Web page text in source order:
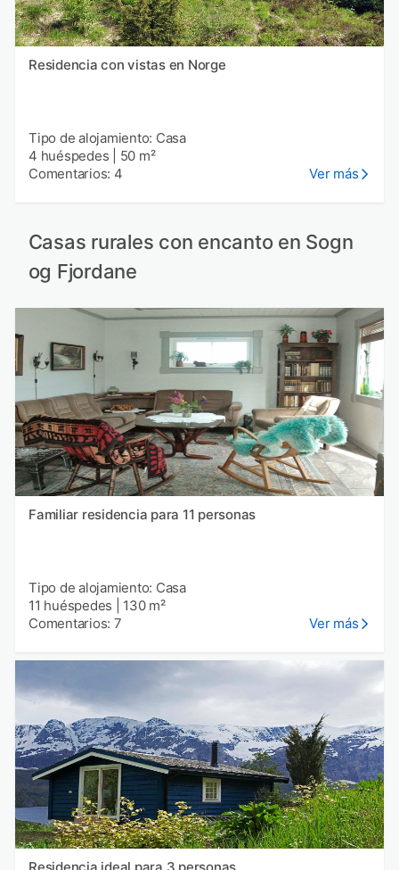
Residencia con vistas en Norge
Tipo de alojamiento: Casa
4 huéspedes
50 m²
Comentarios: 4
Ver más
Casas rurales con encanto en Sogn
og Fjordane
Familiar residencia para 11 personas
Tipo de alojamiento: Casa
11 huéspedes
130 m²
Comentarios: 7
Ver más